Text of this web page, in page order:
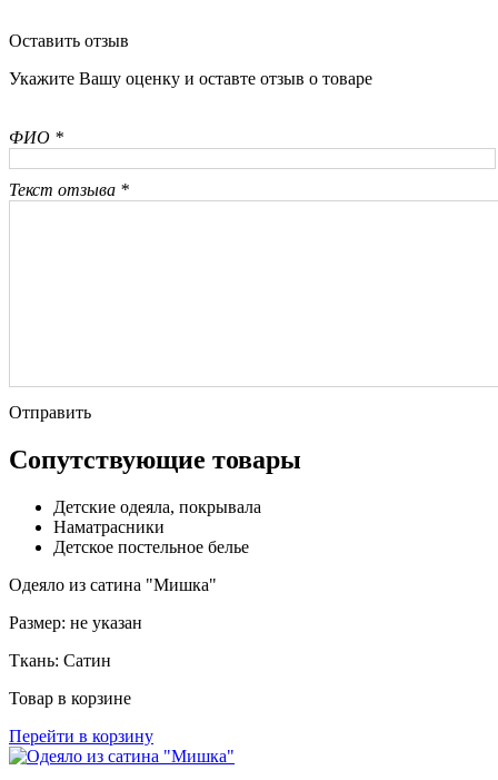
Оставить отзыв
Укажите Вашу оценку и оставте отзыв о товаре
ФИО *
Текст отзыва *
Отправить
Сопутствующие товары
Детские одеяла, покрывала
Наматрасники
Детское постельное белье
Одеяло из сатина "Мишка"
Размер: не указан
Ткань: Сатин
Товар в корзине
Перейти в корзину